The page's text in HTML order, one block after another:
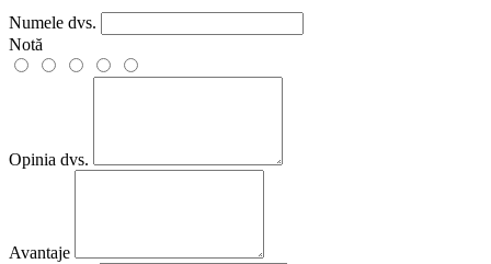
Numele dvs.
Notă
Opinia dvs.
Avantaje